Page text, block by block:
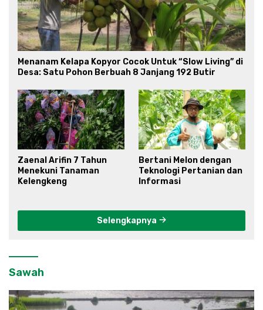
Menanam Kelapa Kopyor Cocok Untuk “Slow Living” di
Desa: Satu Pohon Berbuah 8 Janjang 192 Butir
Zaenal Arifin 7 Tahun
Menekuni Tanaman
Kelengkeng
Bertani Melon dengan
Teknologi Pertanian dan
Informasi
Selengkapnya
Sawah